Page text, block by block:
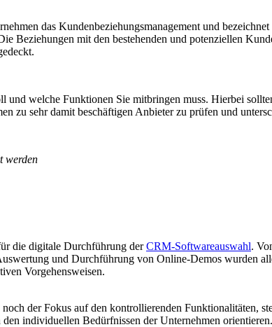
das Kundenbeziehungsmanagement und
Beziehungen mit den bestehenden und potenziellen
und welche Funktionen Sie mitbringen muss. Hierbei
zu sehr damit beschäftigen Anbieter zu prüfen und
werden
die digitale Durchführung derCRM-Softwareauswahl.
und Durchführung von Online-Demos wurden
Vorgehensweisen.
der Fokus auf den kontrollierenden Funktionalitäten,
individuellen Bedürfnissen der Unternehmen orientieren.